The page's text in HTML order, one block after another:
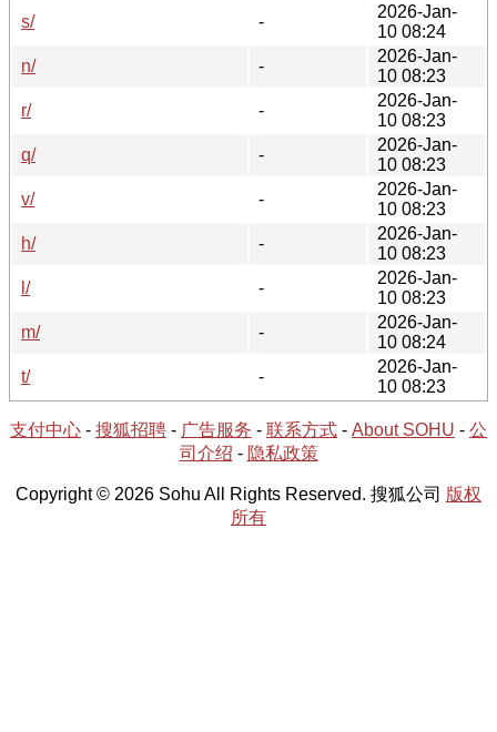
s/
-
2026-Jan-
10 08:24
n/
-
2026-Jan-
10 08:23
r/
-
2026-Jan-
10 08:23
q/
-
2026-Jan-
10 08:23
v/
-
2026-Jan-
10 08:23
h/
-
2026-Jan-
10 08:23
l/
-
2026-Jan-
10 08:23
m/
-
2026-Jan-
10 08:24
t/
-
2026-Jan-
10 08:23
支付中心 - 搜狐招聘 - 广告服务 - 联系方式 - About SOHU - 公
司介绍 - 隐私政策
Copyright © 2026 Sohu All Rights Reserved. 搜狐公司 版权
所有